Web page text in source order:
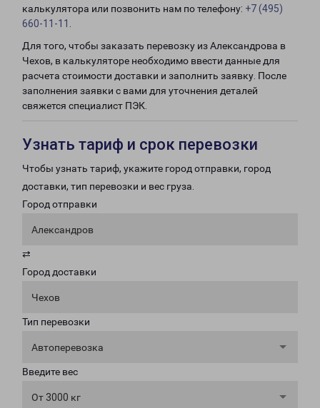
калькулятора или позвонить нам по телефону: +7 (495)
660-11-11
Для того, чтобы заказать перевозку из Александрова в
Чехов, в калькуляторе необходимо ввести данные для
расчета стоимости доставки и заполнить заявку. После
заполнения заявки с вами для уточнения деталей
свяжется специалист ПЭК.
Узнать тариф и срок перевозки
Чтобы узнать тариф, укажите город отправки, город
доставки, тип перевозки и вес груза.
Город отправки
Александров
⇄
Город доставки
Чехов
Тип перевозки
Автоперевозка
Введите вес
От 3000 кг